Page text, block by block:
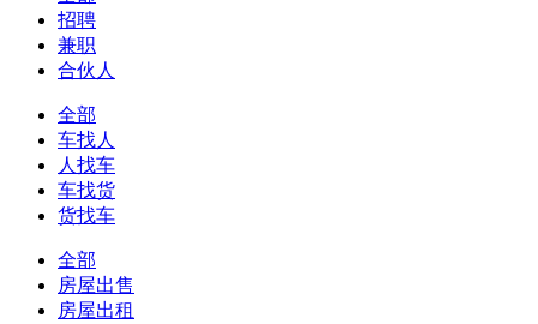
招聘
兼职
合伙人
全部
车找人
人找车
车找货
货找车
全部
房屋出售
房屋出租